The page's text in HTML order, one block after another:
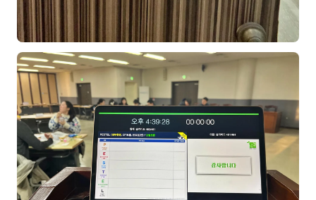
담당자·교육생 피드백
고객사 레퍼런스
온라인강의 수강 후기
AI입문
AI툴
전체 도구